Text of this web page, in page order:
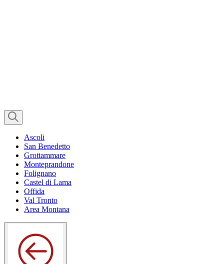
Ascoli
San Benedetto
Grottammare
Monteprandone
Folignano
Castel di Lama
Offida
Val Tronto
Area Montana